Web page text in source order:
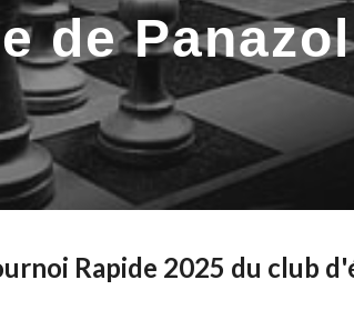
de
Rapide 2025 du club